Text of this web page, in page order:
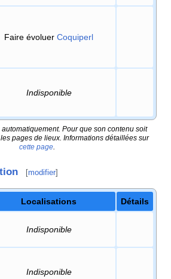
Faire évoluer Coquiperl
Indisponible
Pour que son contenu soit
pages de lieux. Informations détaillées sur
cette page
[modifier]
Localisations Détails
Indisponible
Indisponible